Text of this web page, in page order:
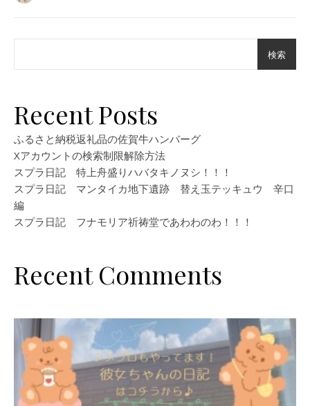
検索
Recent Posts
ふるさと納税返礼品の佐賀牛ハンバーグ
Xアカウントの検索制限解除方法
スプラ日記 特上舟盛りハバタキノヌシ！！！
スプラ日記 マンタイカ地下遺跡 替え玉テッキュウ 辛口
編
スプラ日記 フナモリア祈祷堂であわわのわ！！！
Recent Comments